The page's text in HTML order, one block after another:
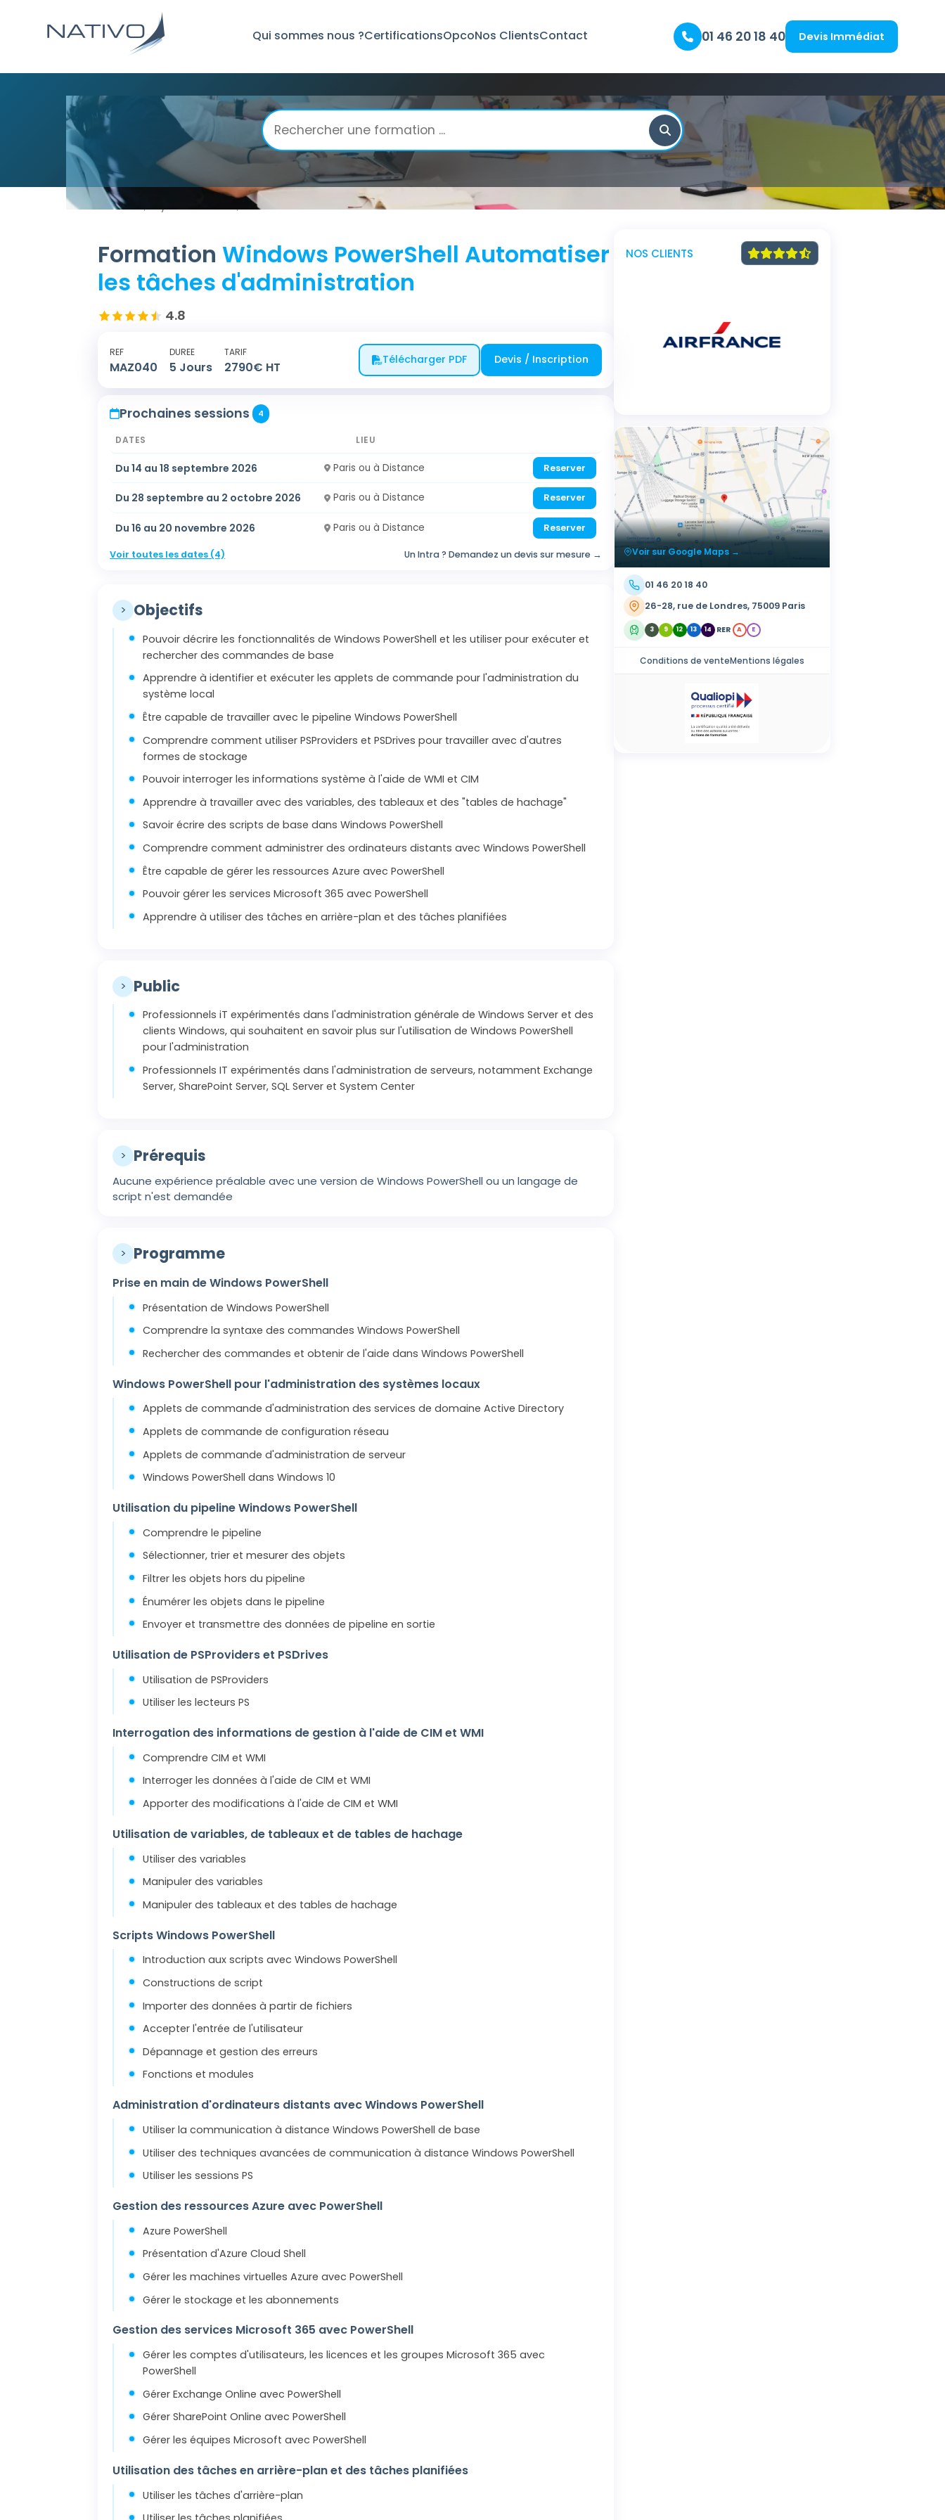
Qui sommes nous ?CertificationsOpcoNos ClientsContact 01 46 20 18 40 Devis Immédiat
Accueil System Center Windows PowerShell Automatiser les tâches d'administration
FormationWindows PowerShell Automatiser
les tâches d'administration
4.8
REF
MAZ040
DUREE
5 Jours
TARIF
2790€ HT Télécharger PDF Devis / Inscription
Prochaines sessions 4
DATES LIEU
Du 14 au 18 septembre 2026 Paris ou à Distance Reserver
Du 28 septembre au 2 octobre 2026 Paris ou à Distance Reserver
Du 16 au 20 novembre 2026 Paris ou à Distance Reserver
Voir toutes les dates (4) Un Intra ? Demandez un devis sur mesure →
> Objectifs
Pouvoir décrire les fonctionnalités de Windows PowerShell et les utiliser pour exécuter et
rechercher des commandes de base
Apprendre à identifier et exécuter les applets de commande pour l'administration du
système local
Être capable de travailler avec le pipeline Windows PowerShell
Comprendre comment utiliser PSProviders et PSDrives pour travailler avec d'autres
formes de stockage
Pouvoir interroger les informations système à l'aide de WMI et CIM
Apprendre à travailler avec des variables, des tableaux et des "tables de hachage"
Savoir écrire des scripts de base dans Windows PowerShell
Comprendre comment administrer des ordinateurs distants avec Windows PowerShell
Être capable de gérer les ressources Azure avec PowerShell
Pouvoir gérer les services Microsoft 365 avec PowerShell
Apprendre à utiliser des tâches en arrière-plan et des tâches planifiées
> Public
Professionnels iT expérimentés dans l'administration générale de Windows Server et des
clients Windows, qui souhaitent en savoir plus sur l'utilisation de Windows PowerShell
pour l'administration
Professionnels IT expérimentés dans l'administration de serveurs, notamment Exchange
Server, SharePoint Server, SQL Server et System Center
> Prérequis
Aucune expérience préalable avec une version de Windows PowerShell ou un langage de
script n'est demandée
> Programme
Prise en main de Windows PowerShell
Présentation de Windows PowerShell
Comprendre la syntaxe des commandes Windows PowerShell
Rechercher des commandes et obtenir de l'aide dans Windows PowerShell
Windows PowerShell pour l'administration des systèmes locaux
Applets de commande d'administration des services de domaine Active Directory
Applets de commande de configuration réseau
Applets de commande d'administration de serveur
Windows PowerShell dans Windows 10
Utilisation du pipeline Windows PowerShell
Comprendre le pipeline
Sélectionner, trier et mesurer des objets
Filtrer les objets hors du pipeline
Énumérer les objets dans le pipeline
Envoyer et transmettre des données de pipeline en sortie
Utilisation de PSProviders et PSDrives
Utilisation de PSProviders
Utiliser les lecteurs PS
Interrogation des informations de gestion à l'aide de CIM et WMI
Comprendre CIM et WMI
Interroger les données à l'aide de CIM et WMI
Apporter des modifications à l'aide de CIM et WMI
Utilisation de variables, de tableaux et de tables de hachage
Utiliser des variables
Manipuler des variables
Manipuler des tableaux et des tables de hachage
Scripts Windows PowerShell
Introduction aux scripts avec Windows PowerShell
Constructions de script
Importer des données à partir de fichiers
Accepter l'entrée de l'utilisateur
Dépannage et gestion des erreurs
Fonctions et modules
Administration d'ordinateurs distants avec Windows PowerShell
Utiliser la communication à distance Windows PowerShell de base
Utiliser des techniques avancées de communication à distance Windows PowerShell
Utiliser les sessions PS
Gestion des ressources Azure avec PowerShell
Azure PowerShell
Présentation d'Azure Cloud Shell
Gérer les machines virtuelles Azure avec PowerShell
Gérer le stockage et les abonnements
Gestion des services Microsoft 365 avec PowerShell
Gérer les comptes d'utilisateurs, les licences et les groupes Microsoft 365 avec
PowerShell
Gérer Exchange Online avec PowerShell
Gérer SharePoint Online avec PowerShell
Gérer les équipes Microsoft avec PowerShell
Utilisation des tâches en arrière-plan et des tâches planifiées
Utiliser les tâches d'arrière-plan
NOS CLIENTS
Voir sur Google Maps →
01 46 20 18 40
26-28, rue de Londres, 75009 Paris
3 9 12 13 14 RER A E
Conditions de venteMentions légales